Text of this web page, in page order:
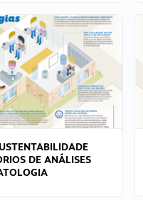
DE ANÁLISES